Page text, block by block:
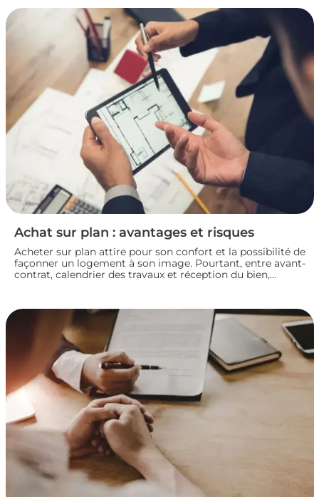
les meilleures conditions. Zoom sur les démarches et les
taxes à connaître avant de se lancer.
Achat sur plan : avantages et risques
Acheter sur plan attire pour son confort et la possibilité de
façonner un logement à son image. Pourtant, entre avant-
contrat, calendrier des travaux et réception du bien,
atouts et les zones de vigilance de cette démarche.